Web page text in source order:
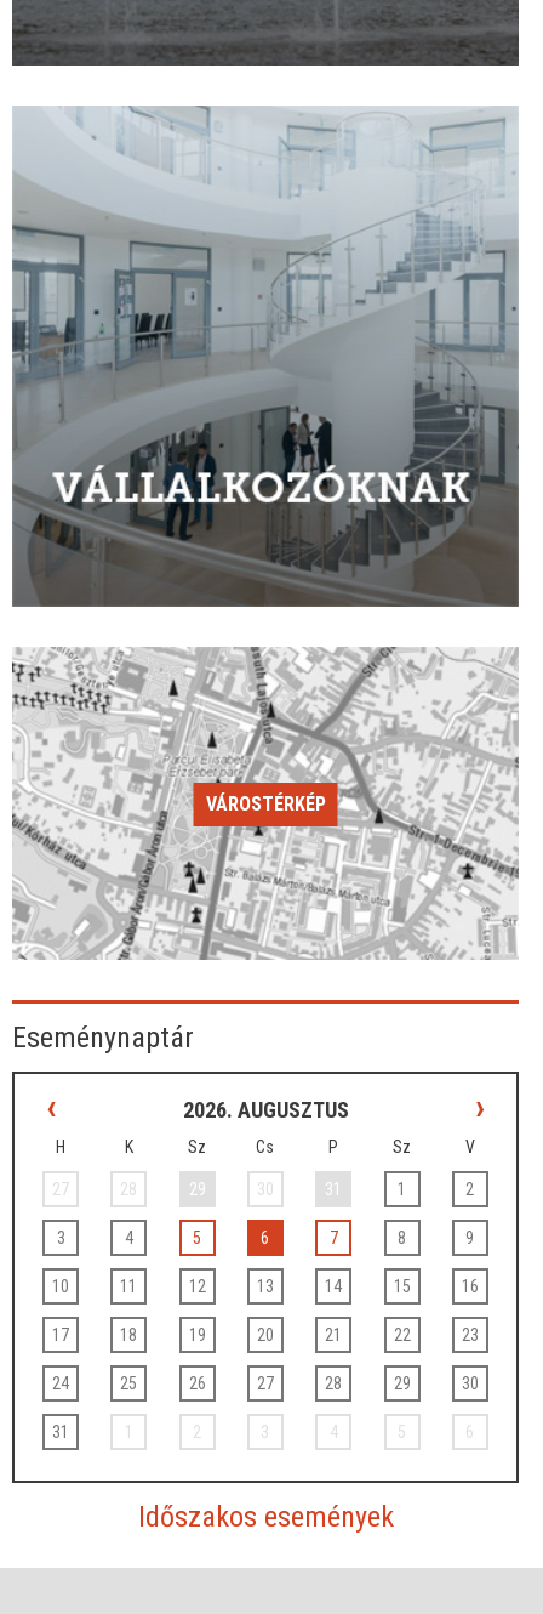
VÁROSTÉRKÉP
Eseménynaptár
‹ 2026. AUGUSZTUS ›
H K Sz Cs P Sz V
27 28 29 30 31 1 2
3 4 5 6 7 8 9
10 11 12 13 14 15 16
17 18 19 20 21 22 23
24 25 26 27 28 29 30
31 1 2 3 4 5 6
Időszakos események